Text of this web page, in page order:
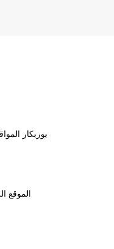
يوربكار
الموقع